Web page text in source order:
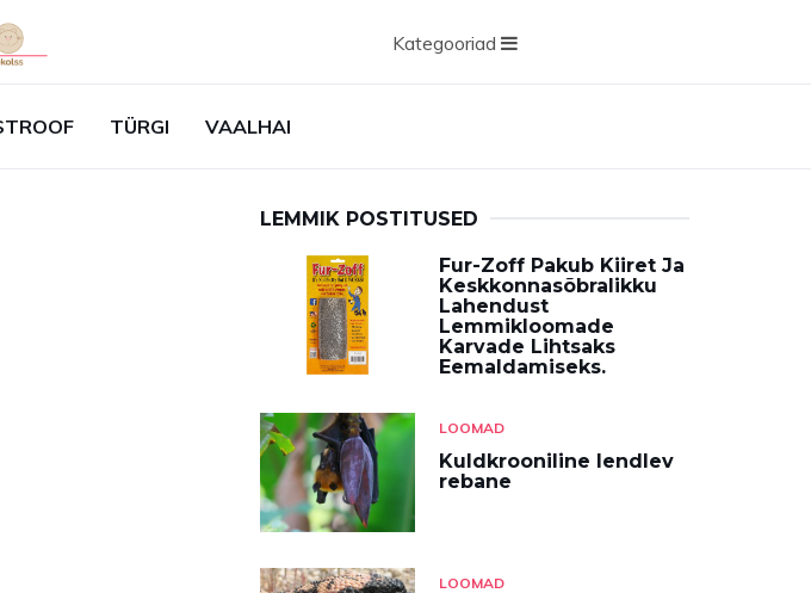
Kategooriad
TÜRGI VAALHAI
LEMMIK POSTITUSED
Fur-Zoff Pakub Kiiret Ja
Keskkonnasõbralikku
Lahendust
Lemmikloomade
Karvade Lihtsaks
Eemaldamiseks.
LOOMAD
Kuldkrooniline lendlev
rebane
LOOMAD